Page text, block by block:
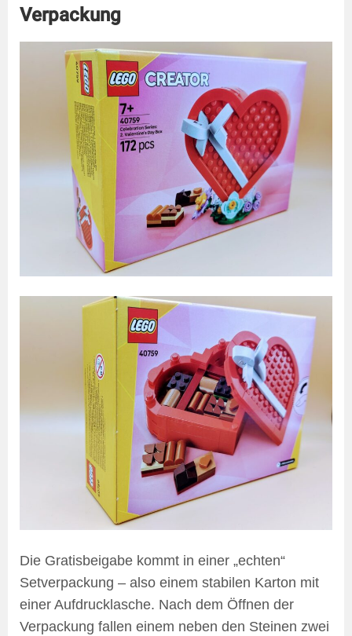
Verpackung
Die Gratisbeigabe kommt in einer „echten“
Setverpackung – also einem stabilen Karton mit
einer Aufdrucklasche. Nach dem Öffnen der
Verpackung fallen einem neben den Steinen zwei